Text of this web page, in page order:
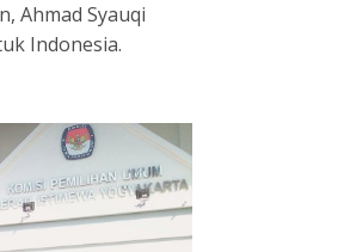
Ahmad Syauqi
Indonesia.